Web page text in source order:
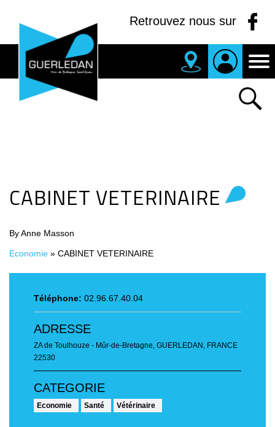
Retrouvez nous sur
CABINET VETERINAIRE
By Anne Masson
Economie » CABINET VETERINAIRE
Téléphone: 02.96.67.40.04
ADRESSE
ZA de Toulhouze - Mûr-de-Bretagne, GUERLEDAN, FRANCE
22530
Economie Santé Vétérinaire